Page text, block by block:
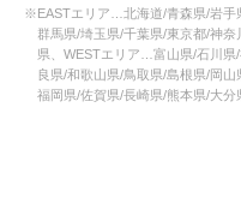
※EASTエリア…北海道/青森県/岩手
群馬県/埼玉県/千葉県/東京都/神
県、WESTエリア…富山県/石川県
良県/和歌山県/鳥取県/島根県/岡
福岡県/佐賀県/長崎県/熊本県/大